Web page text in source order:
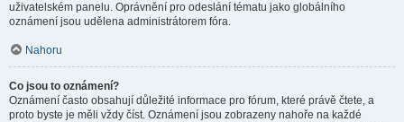
uživatelském panelu. Oprávnění pro odeslání tématu jako globálního
oznámení jsou udělena administrátorem fóra.
Nahoru
Co jsou to oznámení?
Oznámení často obsahují důležité informace pro fórum, které právě čtete, a
proto byste je měli vždy číst. Oznámení jsou zobrazeny nahoře na každé